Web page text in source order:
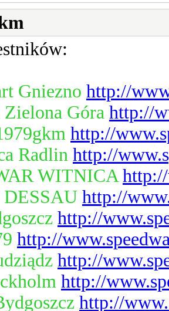
Gniezno http://
Góra http://
http://
Radlin http://
WITNICA
http://
http://
http://
http://
http://
http://